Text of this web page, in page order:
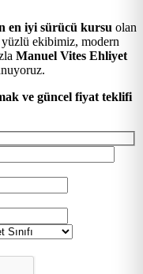
en iyi sürücü kursu olan
ekibimiz, modern
Manuel Vites Ehliyet
ve güncel fiyat teklifi